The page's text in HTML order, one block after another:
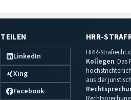
TEILEN
LinkedIn
Xing
Facebook
HRR-
HRR-
Kollegen. Das
aus der